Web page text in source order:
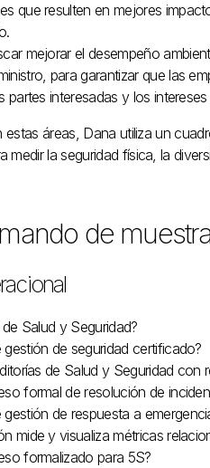
que resulten en mejores
mejorar el desempeño
para garantizar que las
partes interesadas y los
estas áreas, Dana utiliza un
medir la seguridad física, la
de
Salud y Seguridad?
gestión de seguridad certificado?
de Salud y Seguridad con
formal de resolución de
gestión de respuesta a
mide y visualiza métricas
formalizado para 5S?